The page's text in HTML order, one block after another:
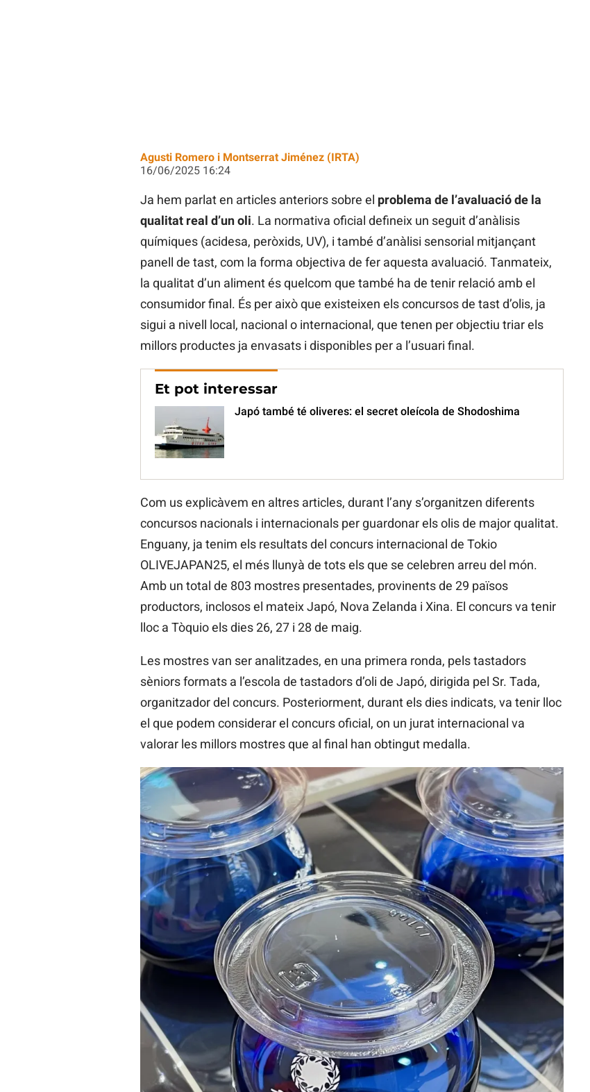
Agusti Romero i Montserrat Jiménez (IRTA)
16/06/2025 16:24
Ja hem parlat en articles anteriors sobre el problema de l’avaluació de la
qualitat real d’un oli. La normativa oficial defineix un seguit d’anàlisis
químiques (acidesa, peròxids, UV), i també d’anàlisi sensorial mitjançant
panell de tast, com la forma objectiva de fer aquesta avaluació. Tanmateix,
la qualitat d’un aliment és quelcom que també ha de tenir relació amb el
consumidor final. És per això que existeixen els concursos de tast d’olis, ja
sigui a nivell local, nacional o internacional, que tenen per objectiu triar els
millors productes ja envasats i disponibles per a l’usuari final.
Et pot interessar
Japó també té oliveres: el secret oleícola de Shodoshima
Com us explicàvem en altres articles, durant l’any s’organitzen diferents
concursos nacionals i internacionals per guardonar els olis de major qualitat.
Enguany, ja tenim els resultats del concurs internacional de Tokio
OLIVEJAPAN25, el més llunyà de tots els que se celebren arreu del món.
Amb un total de 803 mostres presentades, provinents de 29 països
productors, inclosos el mateix Japó, Nova Zelanda i Xina. El concurs va tenir
lloc a Tòquio els dies 26, 27 i 28 de maig.
Les mostres van ser analitzades, en una primera ronda, pels tastadors
sèniors formats a l’escola de tastadors d’oli de Japó, dirigida pel Sr. Tada,
organitzador del concurs. Posteriorment, durant els dies indicats, va tenir lloc
el que podem considerar el concurs oficial, on un jurat internacional va
valorar les millors mostres que al final han obtingut medalla.